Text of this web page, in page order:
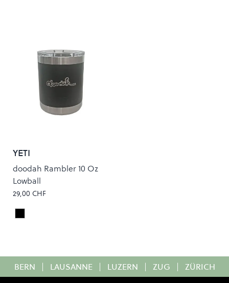
YETI
doodah Rambler 10 Oz
Lowball
29,00 CHF
Colour
Black
BERN | LAUSANNE | LUZERN | ZUG | ZÜRICH